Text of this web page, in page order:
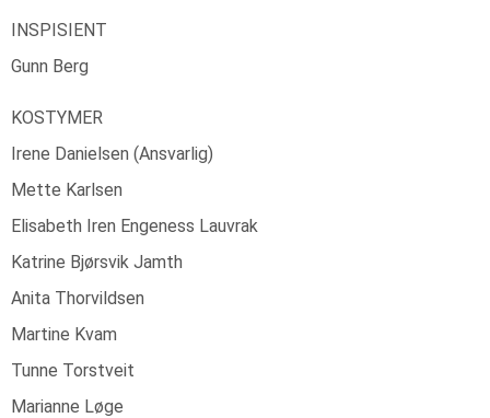
INSPISIENT
Gunn Berg
KOSTYMER
Irene Danielsen (Ansvarlig)
Mette Karlsen
Elisabeth Iren Engeness Lauvrak
Katrine Bjørsvik Jamth
Anita Thorvildsen
Martine Kvam
Tunne Torstveit
Marianne Løge